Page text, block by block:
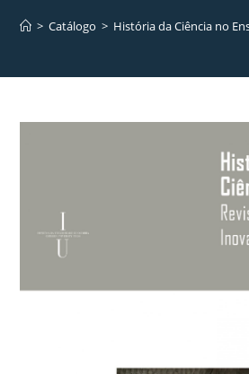
> Catálogo > História da Ciência no